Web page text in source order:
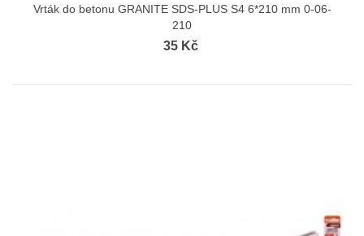
Vrták do betonu GRANITE SDS-PLUS S4 6*210 mm 0-06-
210
35 Kč